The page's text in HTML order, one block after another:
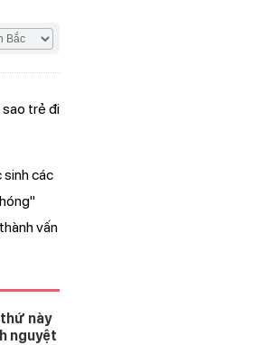
sao trẻ đi
sinh các
vấn
này
nguyệt